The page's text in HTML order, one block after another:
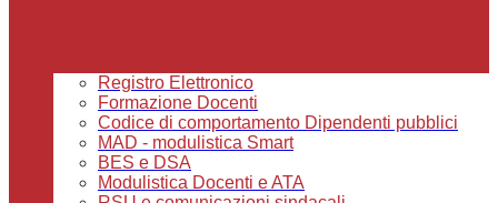
Registro Elettronico
Formazione Docenti
Codice di comportamento Dipendenti pubblici
MAD - modulistica Smart
BES e DSA
Modulistica Docenti e ATA